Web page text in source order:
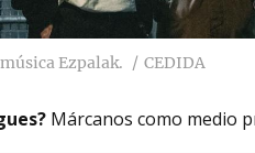
Ezpalak. CEDIDA
Márcanos como medio